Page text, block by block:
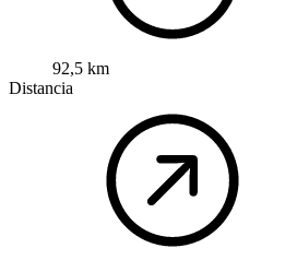
92,5 km
Distancia